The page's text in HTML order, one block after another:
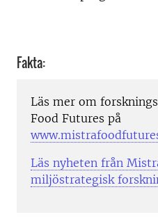
Fakta:
Läs mer om
Food Futures på
Läs nyheten från
miljöstrategisk